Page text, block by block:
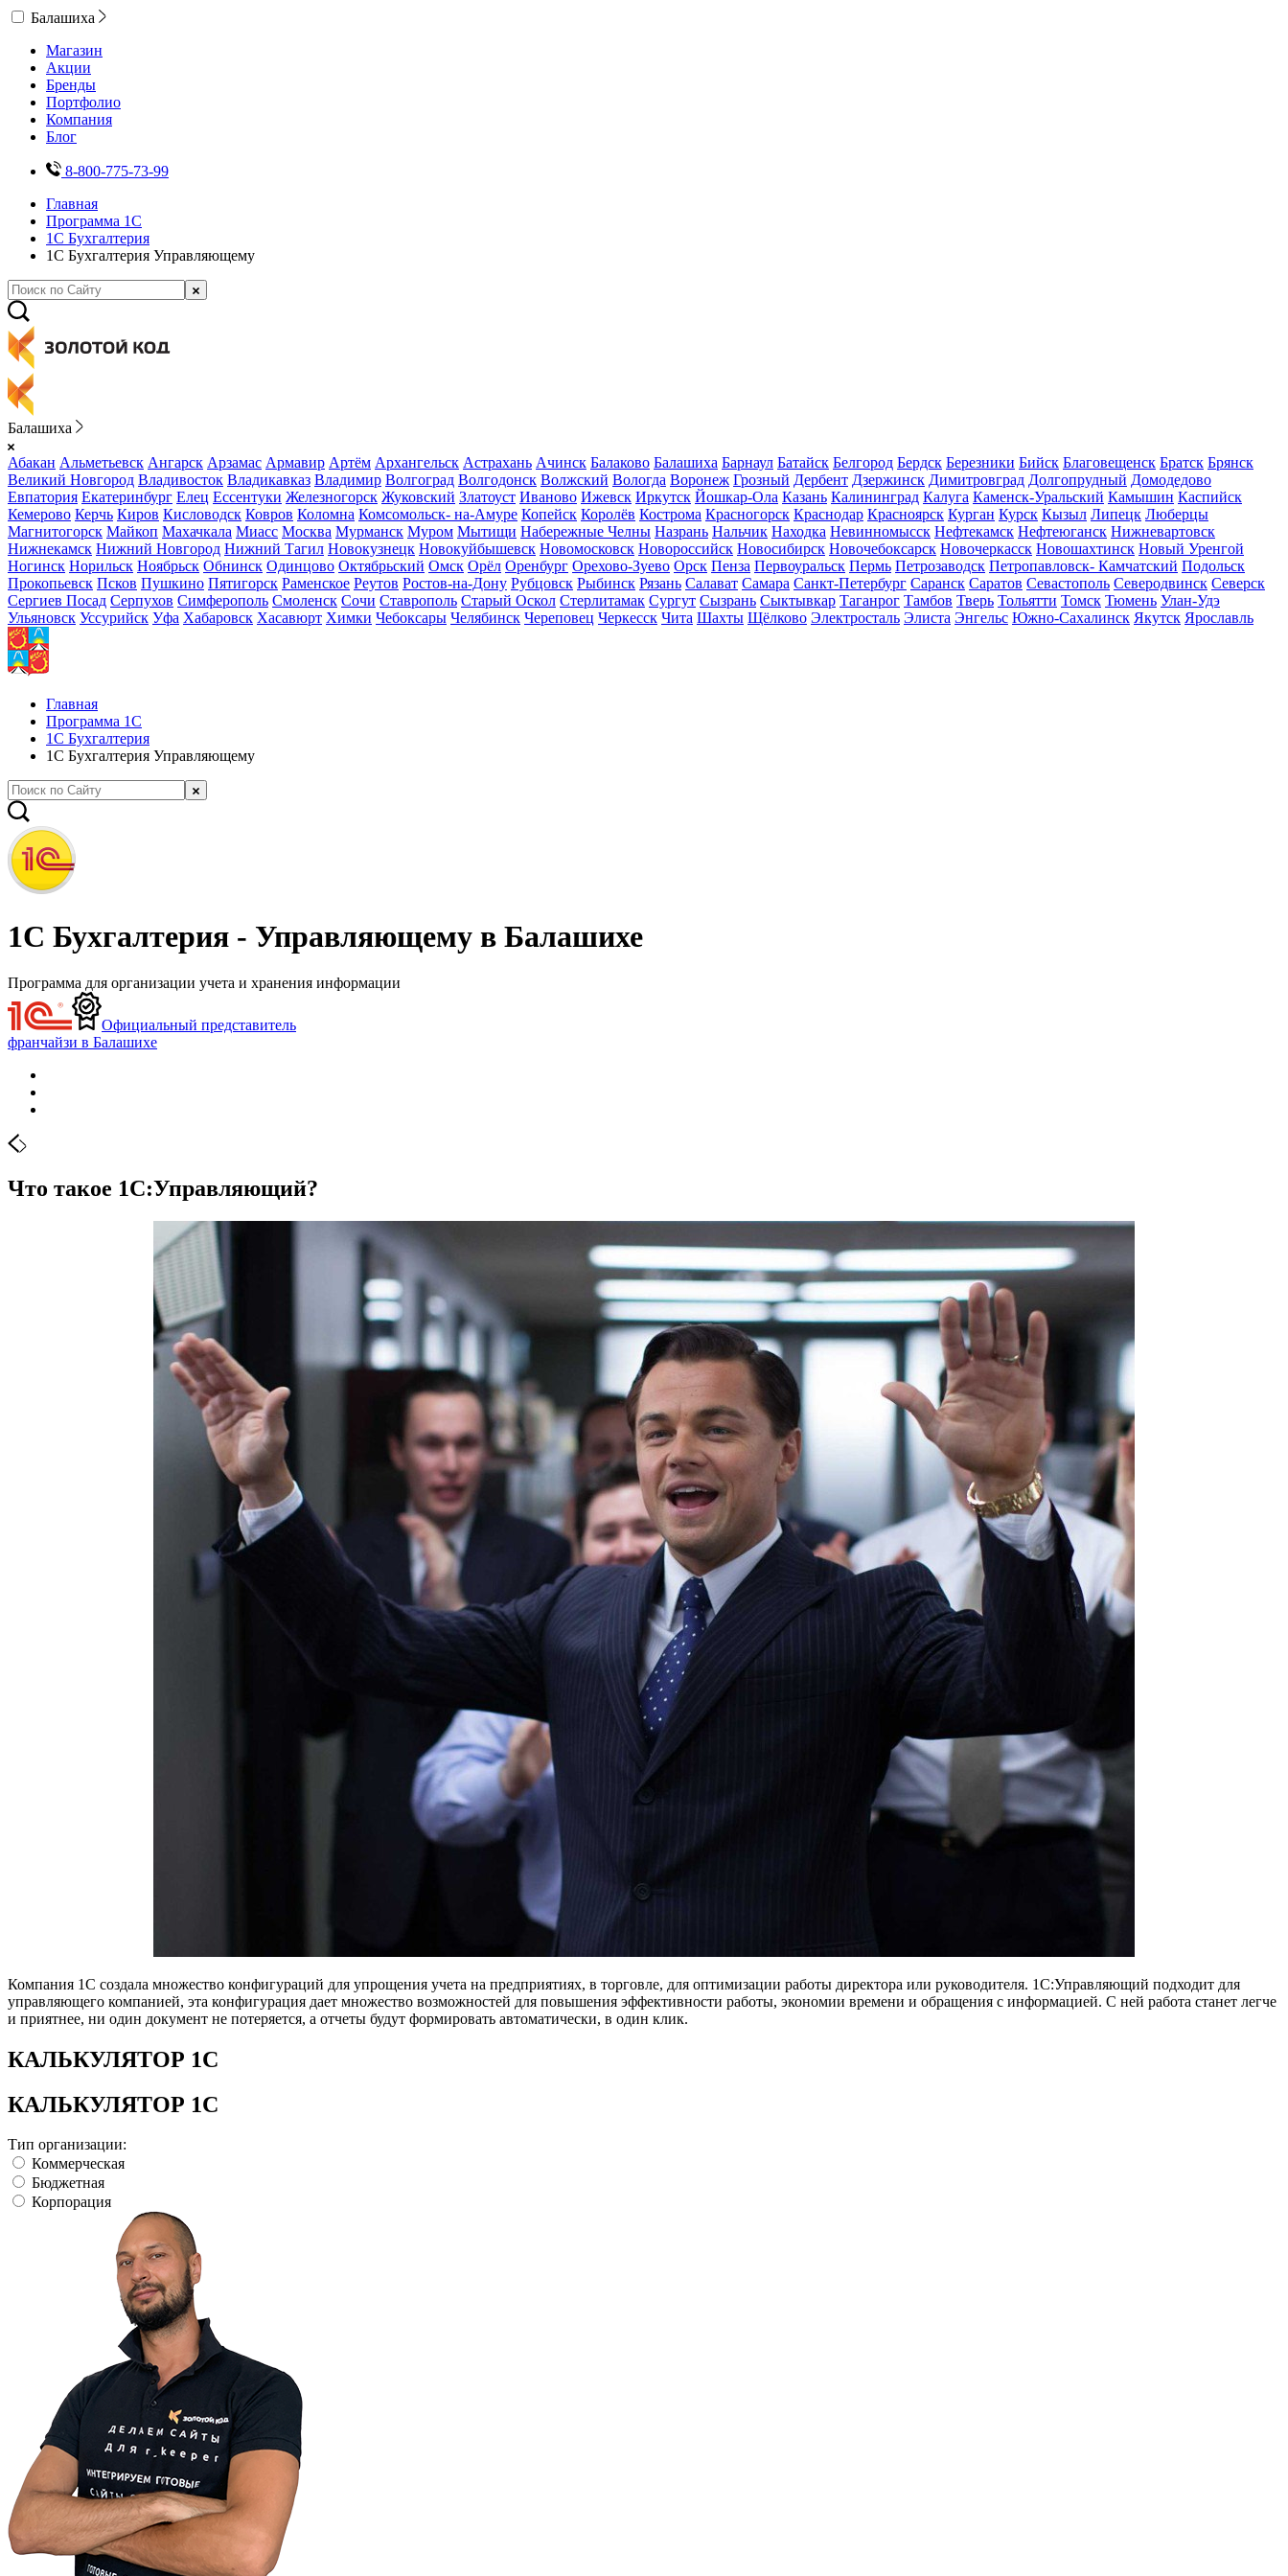
Балашиха
Магазин
Акции
Бренды
Портфолио
Компания
Блог
8-800-775-73-99
Главная
Программа 1С
1С Бухгалтерия
1С Бухгалтерия Управляющему
Балашиха
Абакан Альметьевск Ангарск Арзамас Армавир Артём Архангельск Астрахань Ачинск Балаково Балашиха Барнаул Батайск Белгород Бердск Березники Бийск Благовещенск Братск Брянск
Великий Новгород Владивосток Владикавказ Владимир Волгоград Волгодонск Волжский Вологда Воронеж Грозный Дербент Дзержинск Димитровград Долгопрудный Домодедово
Евпатория Екатеринбург Елец Ессентуки Железногорск Жуковский Златоуст Иваново Ижевск Иркутск Йошкар-Ола Казань Калининград Калуга Каменск-Уральский Камышин Каспийск
Кемерово Керчь Киров Кисловодск Ковров Коломна Комсомольск- на-Амуре Копейск Королёв Кострома Красногорск Краснодар Красноярск Курган Курск Кызыл Липецк Люберцы
Магнитогорск Майкоп Махачкала Миасс Москва Мурманск Муром Мытищи Набережные Челны Назрань Нальчик Находка Невинномысск Нефтекамск Нефтеюганск Нижневартовск
Нижнекамск Нижний Новгород Нижний Тагил Новокузнецк Новокуйбышевск Новомосковск Новороссийск Новосибирск Новочебоксарск Новочеркасск Новошахтинск Новый Уренгой
Ногинск Норильск Ноябрьск Обнинск Одинцово Октябрьский Омск Орёл Оренбург Орехово-Зуево Орск Пенза Первоуральск Пермь Петрозаводск Петропавловск- Камчатский Подольск
Прокопьевск Псков Пушкино Пятигорск Раменское Реутов Ростов-на-Дону Рубцовск Рыбинск Рязань Салават Самара Санкт-Петербург Саранск Саратов Севастополь Северодвинск Северск
Сергиев Посад Серпухов Симферополь Смоленск Сочи Ставрополь Старый Оскол Стерлитамак Сургут Сызрань Сыктывкар Таганрог Тамбов Тверь Тольятти Томск Тюмень Улан-Удэ
Ульяновск Уссурийск Уфа Хабаровск Хасавюрт Химки Чебоксары Челябинск Череповец Черкесск Чита Шахты Щёлково Электросталь Элиста Энгельс Южно-Сахалинск Якутск Ярославль
Главная
Программа 1С
1С Бухгалтерия
1С Бухгалтерия Управляющему
1С Бухгалтерия - Управляющему в Балашихе
Программа для организации учета и хранения информации
Официальный представитель
франчайзи в Балашихе
Что такое 1С:Управляющий?
Компания 1С создала множество конфигураций для упрощения учета на предприятиях, в торговле, для оптимизации работы директора или руководителя. 1С:Управляющий подходит для
управляющего компанией, эта конфигурация дает множество возможностей для повышения эффективности работы, экономии времени и обращения с информацией. С ней работа станет легче
и приятнее, ни один документ не потеряется, а отчеты будут формировать автоматически, в один клик.
КАЛЬКУЛЯТОР 1С
КАЛЬКУЛЯТОР 1С
Тип организации:
Коммерческая
Бюджетная
Корпорация